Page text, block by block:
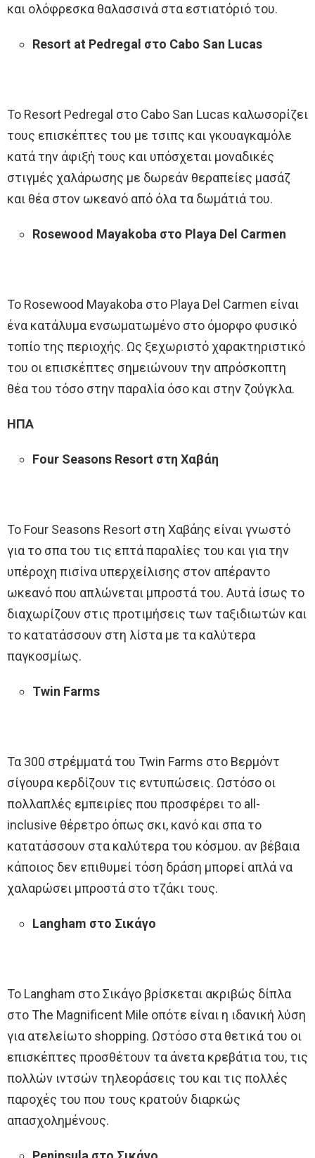
και ολόφρεσκα θαλασσινά στα εστιατόριό του.
Resort at Pedregal στο Cabo San Lucas
Το Resort Pedregal στο Cabo San Lucas καλωσορίζει
τους επισκέπτες του με τσιπς και γκουαγκαμόλε
κατά την άφιξή τους και υπόσχεται μοναδικές
στιγμές χαλάρωσης με δωρεάν θεραπείες μασάζ
και θέα στον ωκεανό από όλα τα δωμάτιά του.
Rosewood Mayakoba στο Playa Del Carmen
Το Rosewood Mayakoba στο Playa Del Carmen είναι
ένα κατάλυμα ενσωματωμένο στο όμορφο φυσικό
τοπίο της περιοχής. Ως ξεχωριστό χαρακτηριστικό
του οι επισκέπτες σημειώνουν την απρόσκοπτη
θέα του τόσο στην παραλία όσο και στην ζούγκλα.
ΗΠΑ
Four Seasons Resort στη Χαβάη
Το Four Seasons Resort στη Χαβάης είναι γνωστό
για το σπα του τις επτά παραλίες του και για την
υπέροχη πισίνα υπερχείλισης στον απέραντο
ωκεανό που απλώνεται μπροστά του. Αυτά ίσως το
διαχωρίζουν στις προτιμήσεις των ταξιδιωτών και
το κατατάσσουν στη λίστα με τα καλύτερα
παγκοσμίως.
Twin Farms
Τα 300 στρέμματά του Twin Farms στο Βερμόντ
σίγουρα κερδίζουν τις εντυπώσεις. Ωστόσο οι
πολλαπλές εμπειρίες που προσφέρει το all-
inclusive θέρετρο όπως σκι, κανό και σπα το
κατατάσσουν στα καλύτερα του κόσμου. αν βέβαια
κάποιος δεν επιθυμεί τόση δράση μπορεί απλά να
χαλαρώσει μπροστά στο τζάκι τους.
Langham στο Σικάγο
Το Langham στο Σικάγο βρίσκεται ακριβώς δίπλα
στο The Magnificent Mile οπότε είναι η ιδανική λύση
για ατελείωτο shopping. Ωστόσο στα θετικά του οι
επισκέπτες προσθέτουν τα άνετα κρεβάτια του, τις
πολλών ιντσών τηλεοράσεις του και τις πολλές
παροχές του που τους κρατούν διαρκώς
απασχολημένους.